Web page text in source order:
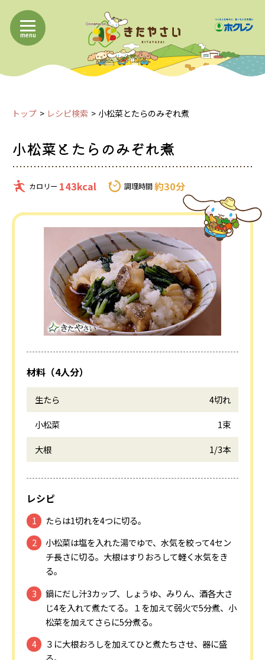
menu
トップ レシピ検索 小松菜とたらのみぞれ煮
小松菜とたらのみぞれ煮
カロリー 143kcal 調理時間 約30分
材料（4人分）
生たら
4切れ
小松菜
1束
大根
1/3本
レシピ
たらは1切れを4つに切る。
小松菜は塩を入れた湯でゆで、水気を絞って4セン
チ長さに切る。大根はすりおろして軽く水気をき
る。
鍋にだし汁3カップ、しょうゆ、みりん、酒各大さ
じ4を入れて煮たてる。１を加えて弱火で5分煮、小
松菜を加えてさらに5分煮る。
３に大根おろしを加えてひと煮たちさせ、器に盛